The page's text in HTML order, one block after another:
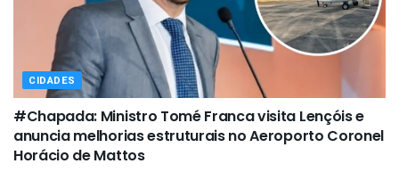
CIDADES
#Chapada: Ministro Tomé Franca visita Lençóis e
anuncia melhorias estruturais no Aeroporto Coronel
Horácio de Mattos